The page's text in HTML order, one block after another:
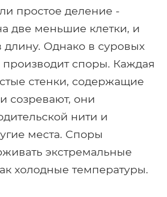
простое деление -
две меньшие клетки, и
длину. Однако в суровых
производит споры. Каждая
стенки, содержащие
созревают, они
нити и
места. Споры
экстремальные
холодные температуры.